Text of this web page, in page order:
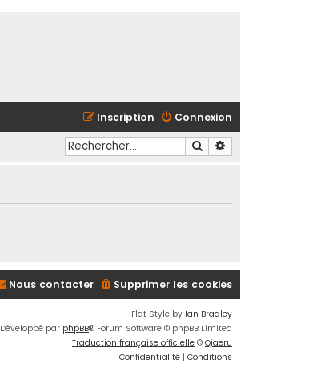
Connexion
Inscription
Rechercher
Supprimer les cookies
Nous contacter
Flat Style by Ian Bradley
Développé par phpBB® Forum Software © phpBB Limited
Traduction française officielle © Qiaeru
Confidentialité | Conditions